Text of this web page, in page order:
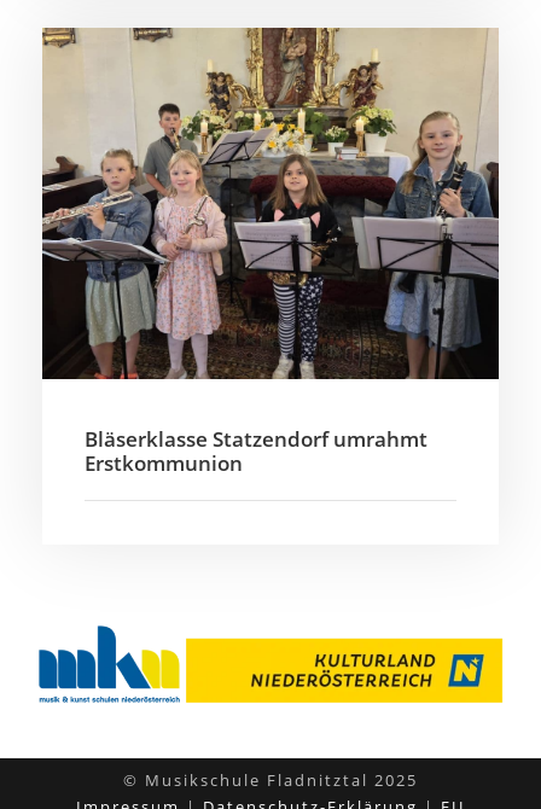
Bläserklasse Statzendorf umrahmt
Erstkommunion
© Musikschule Fladnitztal 2025